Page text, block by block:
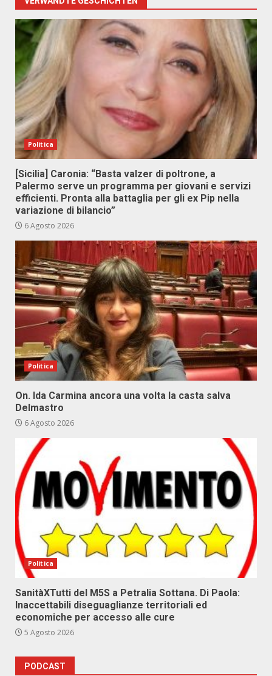
Politica
[Sicilia] Caronia: “Basta valzer di poltrone, a
Palermo serve un programma per giovani e servizi
efficienti. Pronta alla battaglia per gli ex Pip nella
variazione di bilancio”
6 Agosto 2026
Politica
On. Ida Carmina ancora una volta la casta salva
Delmastro
6 Agosto 2026
Politica
SanitàXTutti del M5S a Petralia Sottana. Di Paola:
Inaccettabili diseguaglianze territoriali ed
economiche per accesso alle cure
5 Agosto 2026
PODCAST